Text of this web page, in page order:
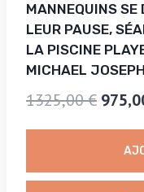
MANNEQUINS SE
LEUR PAUSE,
LA PISCINE
MICHAEL JOSEPH
1325,00€ Le
prix
initial
était :